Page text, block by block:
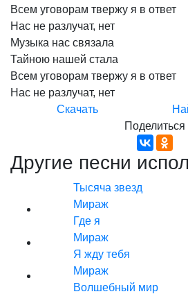
Всем уговорам твержу я в ответ
Нас не разлучат, нет
Музыка нас связала
Тайною нашей стала
Всем уговорам твержу я в ответ
Нас не разлучат, нет
Скачать
Поделиться
Другие песни
Тысяча звезд
Мираж
Где я
Мираж
Я жду тебя
Мираж
Волшебный мир